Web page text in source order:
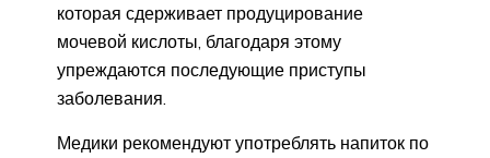
которая сдерживает продуцирование
мочевой кислоты, благодаря этому
упреждаются последующие приступы
заболевания.
Медики рекомендуют употреблять напиток по